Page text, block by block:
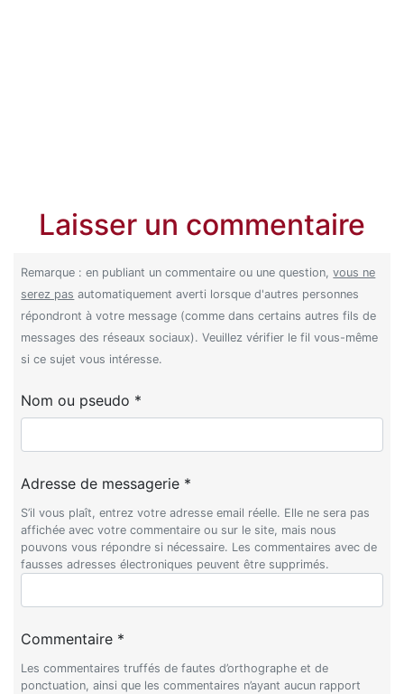
Laisser un commentaire
Remarque : en publiant un commentaire ou une question,vous ne
serez pas automatiquement averti lorsque d'autres personnes
répondront à votre message (comme dans certains autres fils de
messages des réseaux sociaux). Veuillez vérifier le fil vous-même
si ce sujet vous intéresse.
Nom ou pseudo *
Adresse de messagerie *
S’il vous plaît, entrez votre adresse email réelle. Elle ne sera pas
affichée avec votre commentaire ou sur le site, mais nous
pouvons vous répondre si nécessaire. Les commentaires avec de
fausses adresses électroniques peuvent être supprimés.
Commentaire *
Les commentaires truffés de fautes d’orthographe et de
ponctuation, ainsi que les commentaires n’ayant aucun rapport